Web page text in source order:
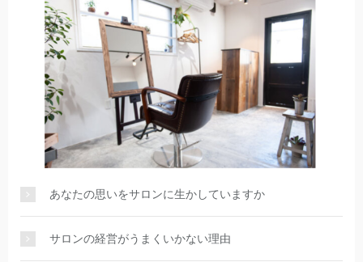
あなたの思いをサロンに生かしていますか
サロンの経営がうまくいかない理由